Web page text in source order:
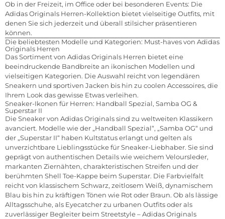
Ob in der Freizeit, im Office oder bei besonderen Events: Die
Adidas Originals Herren-Kollektion bietet vielseitige Outfits, mit
denen Sie sich jederzeit und überall stilsicher präsentieren
können.
Die beliebtesten Modelle und Kategorien: Must-haves von Adidas
Originals Herren
Das Sortiment von Adidas Originals Herren bietet eine
beeindruckende Bandbreite an ikonischen Modellen und
vielseitigen Kategorien. Die Auswahl reicht von legendären
Sneakern und sportiven Jacken bis hin zu coolen Accessoires, die
Ihrem Look das gewisse Etwas verleihen.
Sneaker-Ikonen für Herren: Handball Spezial, Samba OG &
Superstar II
Die Sneaker von Adidas Originals sind zu weltweiten Klassikern
avanciert. Modelle wie der „Handball Spezial“, „Samba OG“ und
der „Superstar II“ haben Kultstatus erlangt und gelten als
unverzichtbare Lieblingsstücke für Sneaker-Liebhaber. Sie sind
geprägt von authentischen Details wie weichem Veloursleder,
markanten Ziernähten, charakteristischen Streifen und der
berühmten Shell Toe-Kappe beim Superstar. Die Farbvielfalt
reicht von klassischem Schwarz, zeitlosem Weiß, dynamischem
Blau bis hin zu kräftigen Tönen wie Rot oder Braun. Ob als lässige
Alltagsschuhe, als Eyecatcher zu urbanen Outfits oder als
zuverlässiger Begleiter beim Streetstyle – Adidas Originals